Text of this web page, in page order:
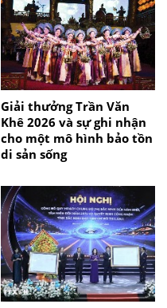
Giải thưởng Trần Văn
Khê 2026 và sự ghi nhận
cho một mô hình bảo tồn
di sản sống